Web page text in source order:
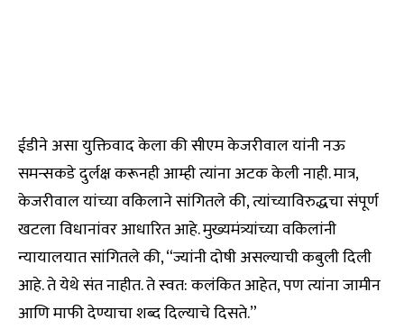
ईडीने असा युक्तिवाद केला की सीएम केजरीवाल यांनी नऊ
समन्सकडे दुर्लक्ष करूनही आम्ही त्यांना अटक केली नाही. मात्र,
केजरीवाल यांच्या वकिलाने सांगितले की, त्यांच्याविरुद्धचा संपूर्ण
खटला विधानांवर आधारित आहे. मुख्यमंत्र्यांच्या वकिलांनी
न्यायालयात सांगितले की, “ज्यांनी दोषी असल्याची कबुली दिली
आहे. ते येथे संत नाहीत. ते स्वत: कलंकित आहेत, पण त्यांना जामीन
आणि माफी देण्याचा शब्द दिल्याचे दिसते.”